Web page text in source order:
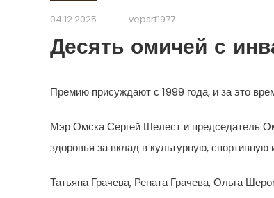
04.12.2025 vepsrf1977
Десять омичей с
Премию присуждают с 1999 года, и за это
Мэр Омска Сергей Шелест и председатель
здоровья за вклад в культурную,
Татьяна Грачева, Рената Грачева, Ольга